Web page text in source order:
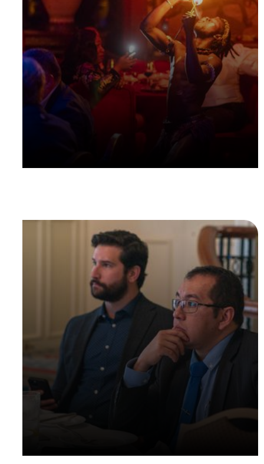
Dîner de gala à thème
marocain
Dîner de gala haut de gamme exclusif de la
conférence.
Organisé dans un lieu de haute
qualité, proposant des menus de renommée
mondiale et des expériences locales uniques.
En tête-à-tête
réunions
Réservez votre processus le plus efficace et le
plus organisé pour
1 : 1 s planifiés et privés
des investisseurs et des entreprises du